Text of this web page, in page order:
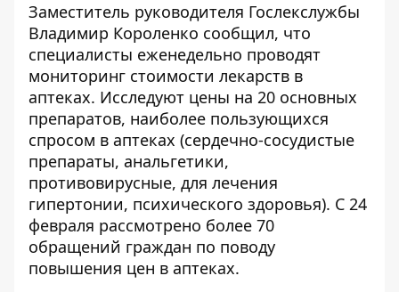
Заместитель руководителя Гослекслужбы
Владимир Короленко сообщил, что
специалисты еженедельно проводят
мониторинг стоимости лекарств в
аптеках. Исследуют цены на 20 основных
препаратов, наиболее пользующихся
спросом в аптеках (сердечно-сосудистые
препараты, анальгетики,
противовирусные, для лечения
гипертонии, психического здоровья). С 24
февраля рассмотрено более 70
обращений граждан по поводу
повышения цен в аптеках.